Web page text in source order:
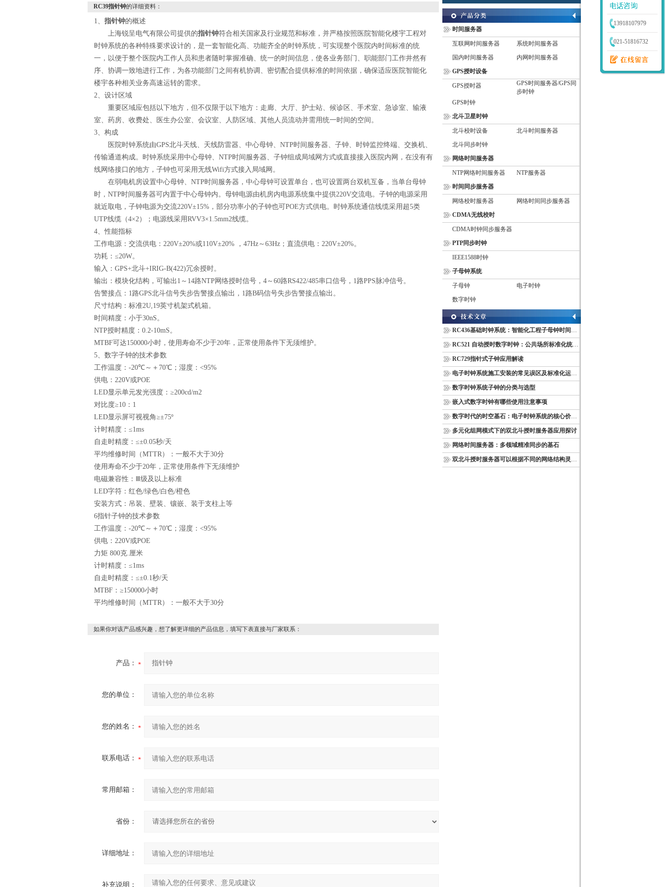
RC39指针钟的详细资料：
1、 指针钟的概述
上海锐呈电气有限公司提供的指针钟符合相关国家及行业规范和标准，并严格按照医院智能化楼宇工程对
时钟系统的各种特殊要求设计的，是一套智能化高、功能齐全的时钟系统，可实现整个医院内时间标准的统
一，以便于整个医院内工作人员和患者随时掌握准确、统一的时间信息，使各业务部门、职能部门工作井然有
序、协调一致地进行工作，为各功能部门之间有机协调、密切配合提供标准的时间依据，确保适应医院智能化
楼宇各种相关业务高速运转的需求。
2、设计区域
重要区域应包括以下地方，但不仅限于以下地方：走廊、大厅、护士站、候诊区、手术室、急诊室、输液
室、药房、收费处、医生办公室、会议室、人防区域、其他人员流动并需用统一时间的空间。
3、构成
医院时钟系统由GPS北斗天线、天线防雷器、中心母钟、 NTP时间服务器、子钟、时钟监控终端、交换机、
传输通道构成。时钟系统采用中心母钟、 NTP时间服务器、子钟组成局域网方式或直接接入医院内网，在没有有
线网络接口的地方，子钟也可采用无线Wifi方式接入局域网。
在弱电机房设置中心母钟、 NTP时间服务器，中心母钟可设置单台，也可设置两台双机互备，当单台母钟
时， NTP时间服务器可内置于中心母钟内。母钟电源由机房内电源系统集中提供220V交流电。子钟的电源采用
就近取电，子钟电源为交流220V±15%，部分功率小的子钟也可POE方式供电。时钟系统通信线缆采用超5类
UTP线缆（4×2）；电源线采用RVV3×1.5mm2线缆。
4、性能指标
工作电源：交流供电： 220V±20%或110V±20% ， 47Hz～ 63Hz；直流供电： 220V±20%。
功耗：≤20W。
输入： GPS+北斗+IRIG-B(422)冗余授时。
输出：模块化结构，可输出 1 ～ 14路NTP网络授时信号， 4～ 60路RS422/485串口信号， 1路PPS脉冲信号。
告警接点： 1路GPS北斗信号失步告警接点输出， 1路B码信号失步告警接点输出。
尺寸结构：标准2U,19英寸机架式机箱。
时间精度：小于30nS。
NTP授时精度： 0.2-10mS。
MTBF可达150000小时，使用寿命不少于20年，正常使用条件下无须维护。
5、数字子钟的技术参数
工作温度： -20℃～＋ 70℃；湿度： <95%
供电： 220V或POE
LED显示单元发光强度：≥200cd/m2
对比度≥10： 1
LED显示屏可视视角≥±75º
计时精度：≤1ms
自走时精度：≤±0.05秒/天
平均维修时间（MTTR）：一般不大于30分
使用寿命不少于20年，正常使用条件下无须维护
电磁兼容性：Ⅲ级及以上标准
LED字符：红色/绿色/白色/橙色
安装方式：吊装、壁装、镶嵌、装于支柱上等
6指针子钟的技术参数
工作温度： -20℃～＋ 70℃；湿度： <95%
供电： 220V或POE
力矩 800克.厘米
计时精度：≤1ms
自走时精度：≤±0.1秒/天
MTBF：≥150000小时
平均维修时间（MTTR）：一般不大于30分
如果你对该产品感兴趣，想了解更详细的产品信息，填写下表直接与厂家联系：
产品：
您的单位：
您的姓名：
联系电话：
常用邮箱：
省份：
详细地址：
补充说明：
时间服务器
互联网时间服务器
系统时间服务器
国内时间服务器
内网时间服务器
GPS授时设备
GPS授时器
GPS时间服务器/GPS同
步时钟
GPS时钟
北斗卫星时钟
北斗校时设备
北斗时间服务器
北斗同步时钟
网络时间服务器
NTP网络时间服务器
NTP服务器
时间同步服务器
网络校时服务器
网络时间同步服务器
CDMA无线校时
CDMA时钟同步服务器
PTP同步时钟
IEEE1588时钟
子母钟系统
子母钟
电子时钟
数字时钟
RC436基础时钟系统：智能化工程子母钟时间同步配套设备
RC521 自动授时数字时钟：公共场所标准化统一计时终端
RC729指针式子钟应用解读
电子时钟系统施工安装的常见误区及标准化运维管理规范
数字时钟系统子钟的分类与选型
嵌入式数字时钟有哪些使用注意事项
数字时代的时空基石：电子时钟系统的核心价值与多维意义
多元化组网模式下的双北斗授时服务器应用探讨
网络时间服务器：多领域精准同步的基石
双北斗授时服务器可以根据不同的网络结构灵活部署
13918107979
021-51816732